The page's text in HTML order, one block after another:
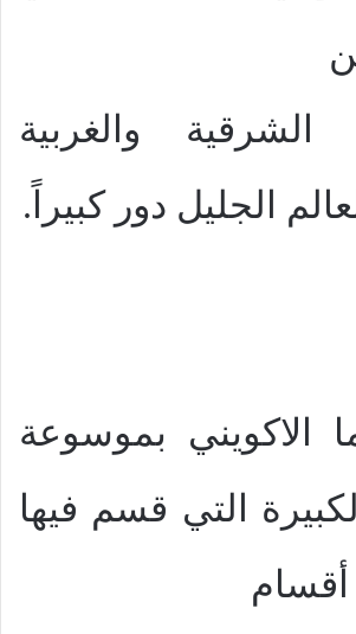
الشرقية والغربية
الجليل دور كبيراً.
الاكويني بموسوعة
الكبيرة التي قسم فيها
أقسام